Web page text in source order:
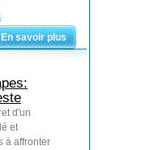
En savoir plus
d'un
et
à affronter